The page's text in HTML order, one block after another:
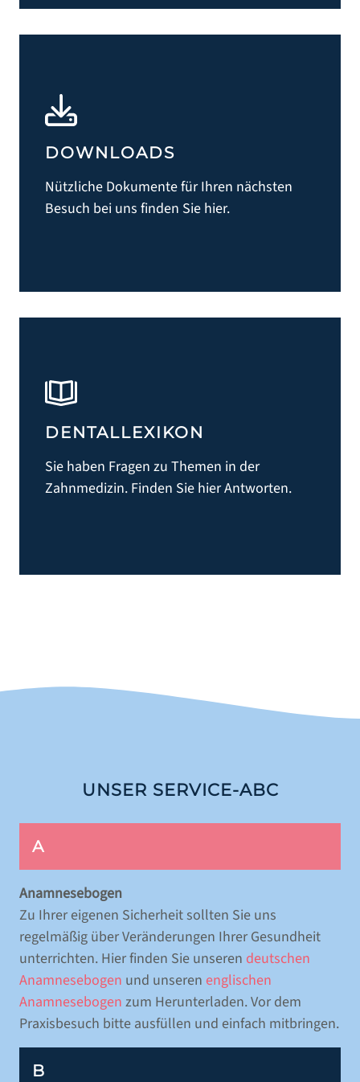
START
ZAHNÄRZTE & PRAXISTEAM
FÜR KOLLEGEN
NETZWERK & PARTNER
ZAHNPROPHYLAXE
WURZELBEHANDLUNG
KIEFERORTHOPÄDIE FÜR ERWACHSENE
AUSBILDUNG & KARRIERE
AKTUELLES
DOWNLOADS
Nützliche Dokumente für Ihren nächsten
Besuch bei uns finden Sie hier.
DENTALLEXIKON
Sie haben Fragen zu Themen in der
Zahnmedizin. Finden Sie hier Antworten.
UNSER SERVICE-ABC
A
Anamnesebogen
Zu Ihrer eigenen Sicherheit sollten Sie uns
regelmäßig über Veränderungen Ihrer Gesundheit
unterrichten. Hier finden Sie unseren deutschen
Anamnesebogen und unseren englischen
Anamnesebogen zum Herunterladen. Vor dem
Praxisbesuch bitte ausfüllen und einfach mitbringen.
B